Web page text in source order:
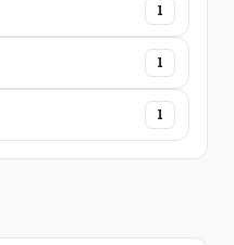
1
1
1